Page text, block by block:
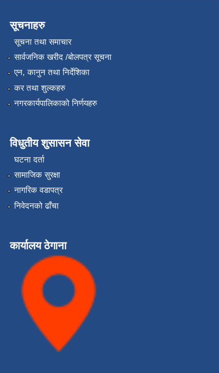
सूचनाहरु
सूचना तथा समाचार
सार्वजनिक खरीद /बोलपत्र सूचना
एन, कानुन तथा निर्देशिका
कर तथा शुल्कहरु
नगरकार्यपालिकाको निर्णयहरु
विधुतीय शुसासन सेवा
घटना दर्ता
सामाजिक सुरक्षा
नागरिक वडापत्र
निवेदनको ढाँचा
कार्यालय ठेगाना